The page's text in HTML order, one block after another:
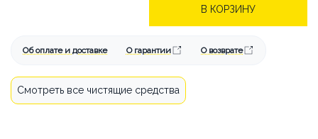
ОПЛАТА И ДОСТАВКА
КАК СДЕЛАТЬ ЗАКАЗ
ОТВЕЧАЕМ НА ВОПРОСЫ
В КОРЗИНУ
Об оплате и доставке О гарантии О возврате
Смотреть все чистящие средства